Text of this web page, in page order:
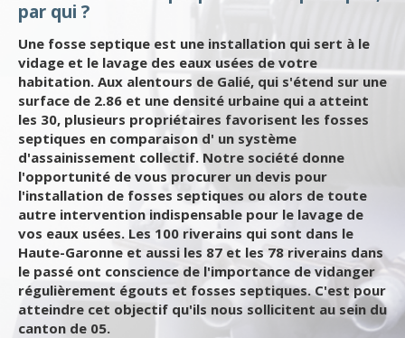
par qui ?
Une fosse septique est une installation qui sert à le
vidage et le lavage des eaux usées de votre
habitation. Aux alentours de Galié, qui s'étend sur une
surface de 2.86 et une densité urbaine qui a atteint
les 30, plusieurs propriétaires favorisent les fosses
septiques en comparaison d' un système
d'assainissement collectif. Notre société donne
l'opportunité de vous procurer un devis pour
l'installation de fosses septiques ou alors de toute
autre intervention indispensable pour le lavage de
vos eaux usées. Les 100 riverains qui sont dans le
Haute-Garonne et aussi les 87 et les 78 riverains dans
le passé ont conscience de l'importance de vidanger
régulièrement égouts et fosses septiques. C'est pour
atteindre cet objectif qu'ils nous sollicitent au sein du
canton de 05.